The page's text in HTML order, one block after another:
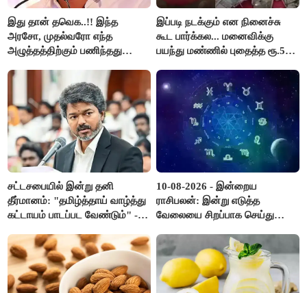
இது தான் தவெக..!! இந்த
அரசோ, முதல்வரோ எந்த
அழுத்தத்திற்கும் பணிந்தது
அருண்ராஜ்..!
இப்படி நடக்கும் என நினைச்சு
கூட பார்க்கல... மனைவிக்கு
பயந்து மண்ணில் புதைத்த ரூ.5
சட்டசபையில் இன்று தனி
தீர்மானம்: "தமிழ்த்தாய் வாழ்த்து
கட்டாயம் பாடப்பட வேண்டும்" -
10-08-2026 - இன்றைய
ராசிபலன்: இன்று எடுத்த
வேலையை சிறப்பாக செய்து
அதே நேரத்தில் கூடுதலாக
உழைக்க வேண்டி இருக்கும்..!